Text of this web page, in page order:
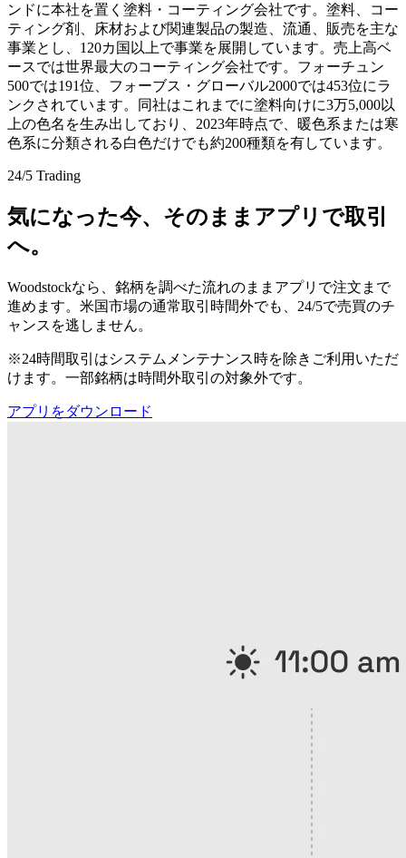
ンドに本社を置く塗料・コーティング会社です。塗料、コー
ティング剤、床材および関連製品の製造、流通、販売を主な
事業とし、120カ国以上で事業を展開しています。売上高ベ
ースでは世界最大のコーティング会社です。フォーチュン
500では191位、フォーブス・グローバル2000では453位にラ
ンクされています。同社はこれまでに塗料向けに3万5,000以
上の色名を生み出しており、2023年時点で、暖色系または寒
色系に分類される白色だけでも約200種類を有しています。
24/5 Trading
気になった今、そのままアプリで取引
へ。
Woodstockなら、銘柄を調べた流れのままアプリで注文まで
進めます。米国市場の通常取引時間外でも、24/5で売買のチ
ャンスを逃しません。
※24時間取引はシステムメンテナンス時を除きご利用いただ
けます。一部銘柄は時間外取引の対象外です。
アプリをダウンロード